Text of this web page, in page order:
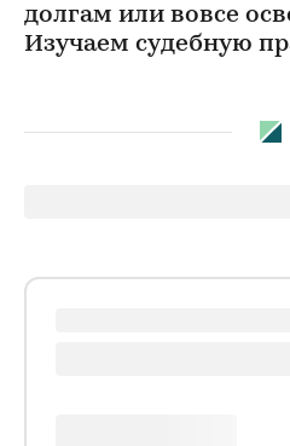
долгам или вовсе
Изучаем судебную